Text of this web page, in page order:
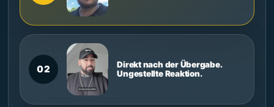
02
Direkt nach der Übergabe.
Ungestellte Reaktion.